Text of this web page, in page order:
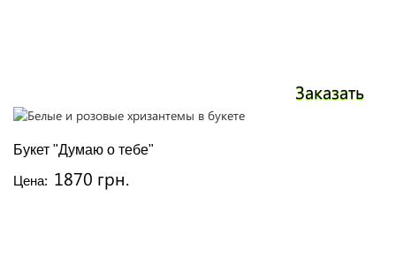
Заказать
Букет "Думаю о тебе"
Цена: 1870 грн.